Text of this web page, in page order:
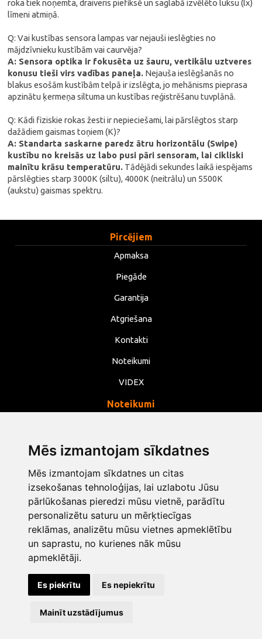
Mēs izmantojam sīkdatnes
Mēs izmantojam sīkdatnes un citas
izsekošanas tehnoloģijas, lai uzlabotu Jūsu
pārlūkošanas pieredzi mūsu vietnē, parādītu
personalizētu saturu un mērķtiecīgas
reklāmas, analizētu mūsu vietnes apmeklētību
un saprastu, no kurienes nāk mūsu
apmeklētāji.
Es piekrītu Es nepiekrītu
Mainīt uzstādījumus
roka tiek noņemta, draiveris piefiksē un saglabā izvēlēto luksu (lx)
līmeni atmiņā.
Q: Vai kustības sensora lampas var nejauši ieslēgties no
mājdzīvnieku kustībām vai caurvēja?
A: Sensora optika ir fokusēta uz šauru, vertikālu uztveres
konusu tieši virs vadības paneļa. Nejauša ieslēgšanās no
blakus esošām kustībām telpā ir izslēgta, jo mehānisms pieprasa
apzinātu ķermeņa siltuma un kustības reģistrēšanu tuvplānā.
Q: Kādi fiziskie rokas žesti ir nepieciešami, lai pārslēgtos starp
dažādiem gaismas toņiem (K)?
A: Standarta saskarne paredz ātru horizontālu (Swipe)
kustību no kreisās uz labo pusi pāri sensoram, lai cikliski
mainītu krāsu temperatūru. Tādējādi sekundes laikā iespējams
pārslēgties starp 3000K (siltu), 4000K (neitrālu) un 5500K
(aukstu) gaismas spektru.
Pircējiem
Apmaksa
Piegāde
Garantija
Atgriešana
Kontakti
Noteikumi
VIDEX
Noteikumi
Noteikumi
Mainīt sīkdatņu iestatījumus
info@opentools.lv +371 26272360
Tirdzniecības partneris: varle.lt